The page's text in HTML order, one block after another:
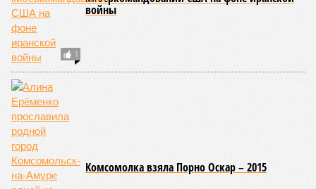
исключение и центральная часть США – причина в Нью-
Мадридском разломе в штате Миссури. Землетрясения
средней силы – явление, в общем-то, обычное и вполне
сносное, но периодически, раз в несколько столетий,
трясёт так, что мало не покажется никому. К примеру, в
самом конце 2004 года бахнуло близ побережья
индонезийского острова Суматра, а следом пошли
огромные, превышающие высоту 15 метров, волны. Итог –
250 тыс. погибших.
На втором месте в рейтинге A-Z Animals как раз цунами. В
этом плане к уязвимым регионам относятся: побережье
Индийского океана, тихо­океанские побережья Японии и